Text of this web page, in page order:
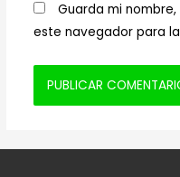
Guarda mi
este navegador para